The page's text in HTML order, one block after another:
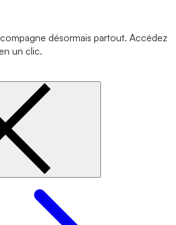
désormais partout. Accédez
un clic.